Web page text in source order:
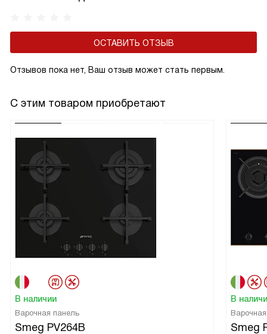
ОСТАВИТЬ ОТЗЫВ
Отзывов пока нет, Ваш отзыв может стать первым.
С этим товаром приобретают
В наличии
Варочная панель
Smeg PV264B
В
Smeg